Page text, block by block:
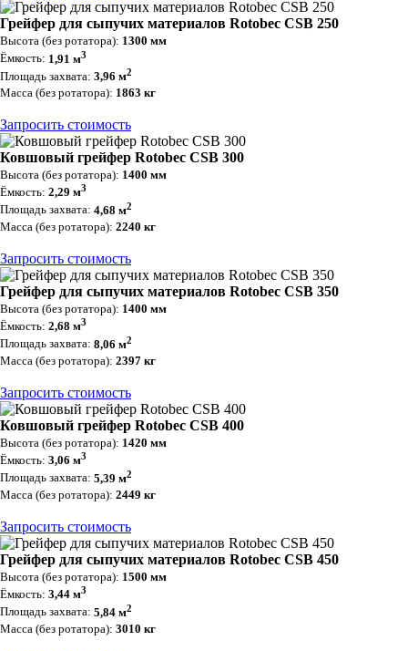
Грейфер для сыпучих материалов Rotobec CSB 250
Высота (без ротатора): 1300 мм
Ёмкость: 1,91 м3
Площадь захвата: 3,96 м2
Масса (без ротатора): 1863 кг
Запросить стоимость
Ковшовый грейфер Rotobec CSB 300
Высота (без ротатора): 1400 мм
Ёмкость: 2,29 м3
Площадь захвата: 4,68 м2
Масса (без ротатора): 2240 кг
Запросить стоимость
Грейфер для сыпучих материалов Rotobec CSB 350
Высота (без ротатора): 1400 мм
Ёмкость: 2,68 м3
Площадь захвата: 8,06 м2
Масса (без ротатора): 2397 кг
Запросить стоимость
Ковшовый грейфер Rotobec CSB 400
Высота (без ротатора): 1420 мм
Ёмкость: 3,06 м3
Площадь захвата: 5,39 м2
Масса (без ротатора): 2449 кг
Запросить стоимость
Грейфер для сыпучих материалов Rotobec CSB 450
Высота (без ротатора): 1500 мм
Ёмкость: 3,44 м3
Площадь захвата: 5,84 м2
Масса (без ротатора): 3010 кг